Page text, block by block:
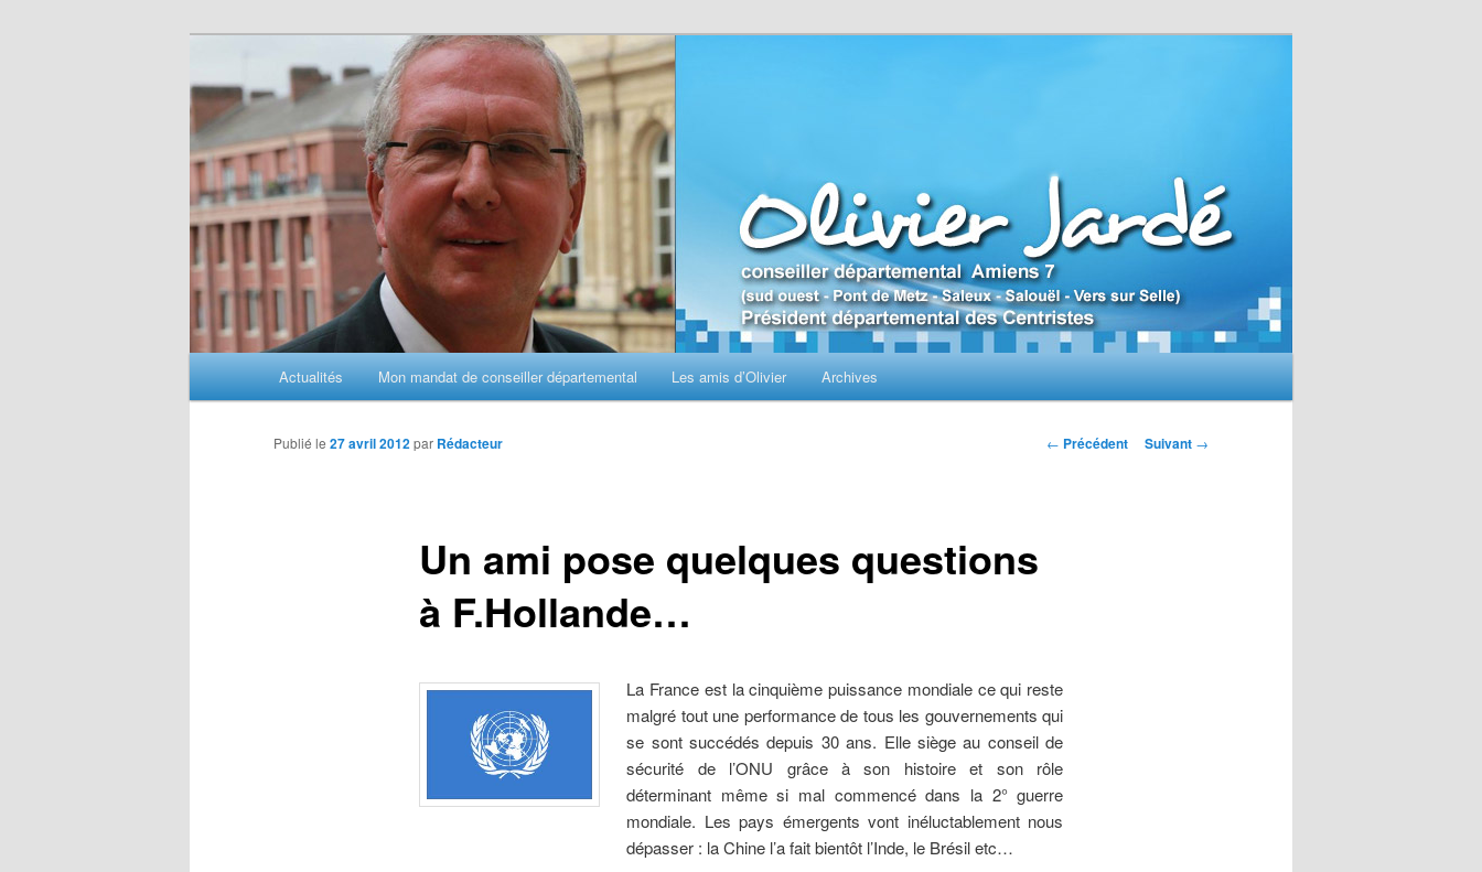
M
e
Actualités Mon mandat de conseiller départemental Les amis d’Olivier Archives
N
n
e
s
← Précédent Suivant →
Un ami pose quelques questions
à F.Hollande…
Publié le 27 avril 2012par Rédacteur
La France est la cinquième puissance mondiale ce qui reste
malgré tout une performance de tous les gouvernements qui
se sont succédés depuis 30 ans. Elle siège au conseil de
sécurité de l’ONU grâce à son histoire et son rôle
déterminant même si mal commencé dans la 2° guerre
mondiale. Les pays émergents vont inéluctablement nous
dépasser : la Chine l’a fait bientôt l’Inde, le Brésil etc…